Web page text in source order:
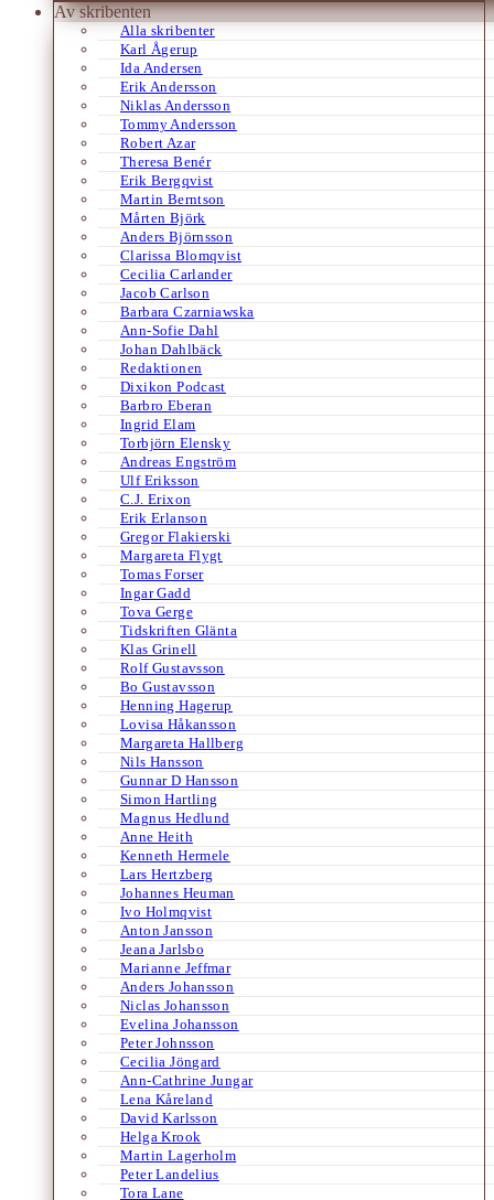
Av skribenten
Alla skribenter
Karl Ågerup
Ida Andersen
Erik Andersson
Niklas Andersson
Tommy Andersson
Robert Azar
Theresa Benér
Erik Bergqvist
Martin Berntson
Mårten Björk
Anders Björnsson
Clarissa Blomqvist
Cecilia Carlander
Jacob Carlson
Barbara Czarniawska
Ann-Sofie Dahl
Johan Dahlbäck
Redaktionen
Dixikon Podcast
Barbro Eberan
Ingrid Elam
Torbjörn Elensky
Andreas Engström
Ulf Eriksson
C.J. Erixon
Erik Erlanson
Gregor Flakierski
Margareta Flygt
Tomas Forser
Ingar Gadd
Tova Gerge
Tidskriften Glänta
Klas Grinell
Rolf Gustavsson
Bo Gustavsson
Henning Hagerup
Lovisa Håkansson
Margareta Hallberg
Nils Hansson
Gunnar D Hansson
Simon Hartling
Magnus Hedlund
Anne Heith
Kenneth Hermele
Lars Hertzberg
Johannes Heuman
Ivo Holmqvist
Anton Jansson
Jeana Jarlsbo
Marianne Jeffmar
Anders Johansson
Niclas Johansson
Evelina Johansson
Peter Johnsson
Cecilia Jöngard
Ann-Cathrine Jungar
Lena Kåreland
David Karlsson
Helga Krook
Martin Lagerholm
Peter Landelius
Tora Lane